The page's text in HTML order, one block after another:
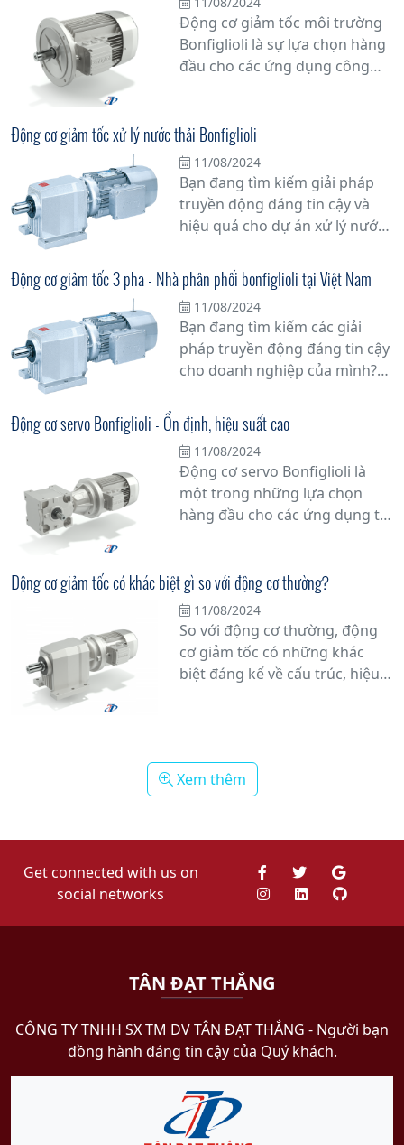
Động cơ giảm tốc môi trường
Bonfiglioli là sự lựa chọn hàng
đầu cho các ứng dụng công
nghệ tiên tiến và chất lượng
vượt trội, sản phẩm này mang
lại giải pháp bền vững cho các
doanh nghiệp trong việc nâng
cao hiệu suất sản xuất và giảm
thiểu thời gian dừng máy.
Động cơ giảm tốc xử lý nước thải Bonfiglioli
11/08/2024
Bạn đang tìm kiếm giải pháp
truyền động đáng tin cậy và
hiệu quả cho dự án xử lý nước
tốc xử lý nước thải Bonfiglioli là
lựa chọn hàng đầu mà bạn
không thể bỏ qua.
Động cơ giảm tốc 3 pha - Nhà phân phối bonfiglioli tại Việt Nam
11/08/2024
Bạn đang tìm kiếm các giải
pháp truyền động đáng tin cậy
cho doanh nghiệp của mình?
động cơ giảm tốc 3 pha từ nhà
phân phối Bonfiglioli tại Việt
Nam. Với hơn 60 năm kinh
nghiệm trong ngành công
nghiệp, Bonfiglioli đã khẳng
định vị thế của mình như một
phẩm truyền động.
Động cơ servo Bonfiglioli - Ổn định, hiệu suất cao
11/08/2024
Động cơ servo Bonfiglioli là
một trong những lựa chọn
hàng đầu cho các ứng dụng tự
của nó. Với thiết kế không chổi
than tiên tiến, động cơ này
mang lại độ chính xác và đáng
tin cậy trong môi trường làm
việc khắc nghiệt.
Động cơ giảm tốc có khác biệt gì so với động cơ thường?
11/08/2024
So với động cơ thường, động
cơ giảm tốc có những khác
biệt đáng kể về cấu trúc, hiệu
Xem thêm
Get connected with us on
social networks
TÂN ĐẠT THẮNG
CÔNG TY TNHH SX TM DV TÂN ĐẠT THẮNG​ - Người bạn
đồng hành đáng tin cậy của Quý khách.